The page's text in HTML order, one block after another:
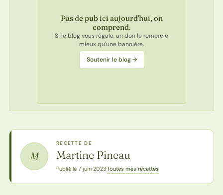
Pas de pub ici aujourd'hui, on
comprend.
Si le blog vous régale, un don le remercie
mieux qu'une bannière.
Soutenir le blog →
M
RECETTE DE
Martine Pineau
Publié le 7 juin 2023·Toutes mes recettes